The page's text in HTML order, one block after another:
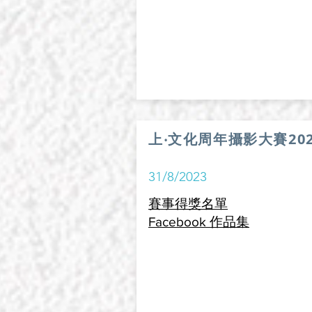
上‧文化周年攝影大賽
31/8/2023
賽事得獎名單
Facebook 作品集